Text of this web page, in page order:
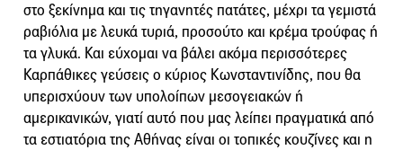
στο ξεκίνημα και τις τηγανητές πατάτες, μέχρι τα γεμιστά
ραβιόλια με λευκά τυριά, προσούτο και κρέμα τρούφας ή
τα γλυκά. Και εύχομαι να βάλει ακόμα περισσότερες
Καρπάθικες γεύσεις ο κύριος Κωνσταντινίδης, που θα
υπερισχύουν των υπολοίπων μεσογειακών ή
αμερικανικών, γιατί αυτό που μας λείπει πραγματικά από
τα εστιατόρια της Αθήνας είναι οι τοπικές κουζίνες και η